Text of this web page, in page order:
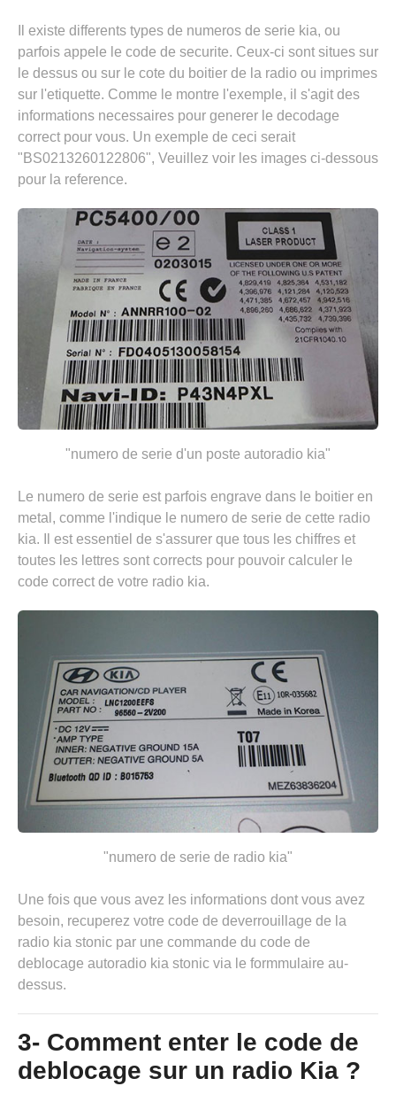
Il existe differents types de numeros de serie kia, ou
parfois appele le code de securite. Ceux-ci sont situes sur
le dessus ou sur le cote du boitier de la radio ou imprimes
sur l'etiquette. Comme le montre l'exemple, il s'agit des
informations necessaires pour generer le decodage
correct pour vous. Un exemple de ceci serait
"BS0213260122806", Veuillez voir les images ci-dessous
pour la reference.
"numero de serie d'un poste autoradio kia"
Le numero de serie est parfois engrave dans le boitier en
metal, comme l'indique le numero de serie de cette radio
kia. Il est essentiel de s'assurer que tous les chiffres et
toutes les lettres sont corrects pour pouvoir calculer le
code correct de votre radio kia.
"numero de serie de radio kia"
Une fois que vous avez les informations dont vous avez
besoin, recuperez votre code de deverrouillage de la
radio kia stonic par une commande du code de
deblocage autoradio kia stonic via le formmulaire au-
dessus.
3- Comment enter le code de
deblocage sur un radio Kia ?